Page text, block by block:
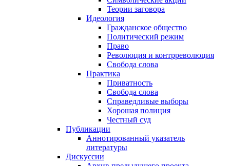
Теории заговора
Идеология
Гражданское общество
Политический режим
Право
Революция и контрреволюция
Свобода слова
Практика
Приватность
Свобода слова
Справедливые выборы
Хорошая полиция
Честный суд
Публикации
Аннотированный указатель
литературы
Дискуссии